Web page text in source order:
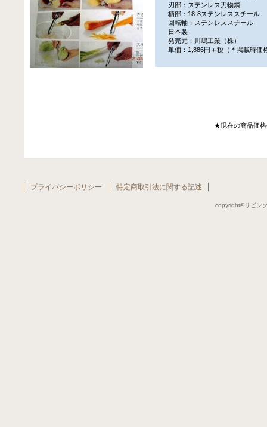
刃部：ステンレス刃物鋼
柄部：18-8ステンレススチール
回転軸：ステンレススチール
日本製
発売元：川嶋工業（株）
単価：1,886円＋税（＊掲載時価
★現在の商品価格
copyright©リビン
プライバシーポリシー 特定商取引法に関する記述